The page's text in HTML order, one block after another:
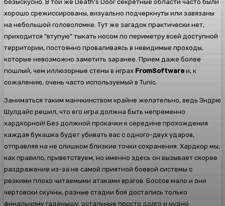
безыскусно. В той же Death’s Door секретные области часто были
хорошо срежиссированы, визуально подчеркнуты или завязаны
на небольшой головоломке. Тут же загадок практически нет,
приходится “втупую” тыкать носом по периметру всей доступной
территории, постоянно проваливаясь в невидимые проходы,
которые невозможно заметить заранее. Прием даже более
пошлый, чем иллюзорные стены в играх FromSoftware и, к
сожалению, очень часто используемый в Tunic.
Заниматься таким манчкинством крайне желательно, ведь Эндрю
Шулдайс решил, что его игра должна быть непременно
хардкорной! Без должной прокачки к середине прохождения
каждая букашка будет убивать вас с одного-двух ударов,
отправляя на не слишком близкие точки сохранения. Хардкор мы,
как правило, приветствуем, но именно здесь он вызывает скорее
раздражение из-за не самой приятной боевой системы с
резкими плохо читаемыми атаками врагов. Боссов мало и они
чертовски скучны, разные стадии боя достались только
финальному гаденышу, остальные просто долго и нудно